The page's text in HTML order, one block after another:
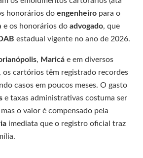
honorários do engenheiro para o
e os honorários do advogado, que
estadual vigente no ano de 2026.
, Maricá e em diversos
, os cartórios têm registrado recordes
casos em poucos meses. O gasto
e taxas administrativas costuma ser
mas o valor é compensado pela
imediata que o registro oficial traz